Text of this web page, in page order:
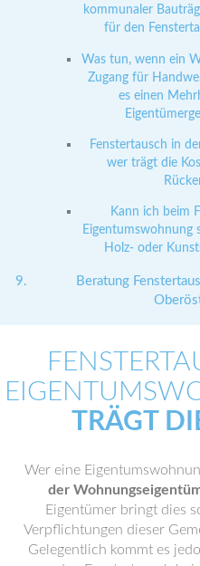
kommunaler
für den
Was tun, wenn ein
Zugang für
es einen
Fenstertausch in
wer trägt die
Kann ich beim
Eigentumswohnung
Holz- oder
Beratung
TRÄGT
Wer eine
der
Eigentümer bringt dies
Verpflichtungen dieser
Gelegentlich kommt es